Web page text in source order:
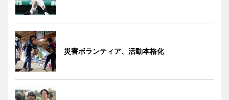
災害ボランティア、活動本格化